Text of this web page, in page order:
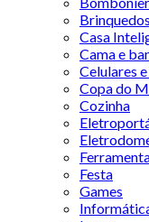
Brinquedos
Casa
Cama e
Celulares
Copa do
Cozinha
Festa
Games